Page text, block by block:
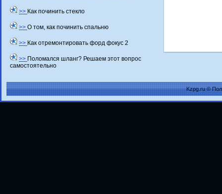
>> Как починить стекло
>> О том, как починить спальню
>> Как отремонтировать форд фокус 2
>> Поломался шланг? Решаем этот вопрос
самостоятельно
Kzpg.ru ©